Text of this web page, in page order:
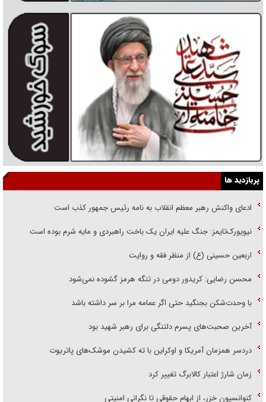
پربازدید ها
ادعای واکنش رهبر معظم انقلاب به نامه رئیس جمهور کذب است
نیویورک‌تایمز: جنگ علیه ایران یک باخت راهبردی و مایه شرم بوده است
اربعین حسینی (ع) از منظر فقه و روایت
محسن رضایی: کریدور دومی در تنگه هرمز گشوده نمی‌شود
با وحدت‌شکن بجنگید حتی اگر عمامه مرا بر سر داشته باشد
آخرین صحبت‌های پسرم دلتنگی برای رهبر شهید بود
دردسر همزمان آمریکا و اوکراین با ته کشیدن موشک‌های پاتریوت
زمان شارژ اعتبار کالابرگ تغییر کرد
کنوانسیون خزر، از ابهام حقوقی تا نگرانی امنیتی